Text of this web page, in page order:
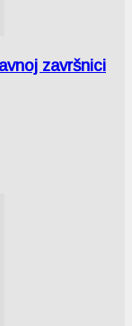
završnici